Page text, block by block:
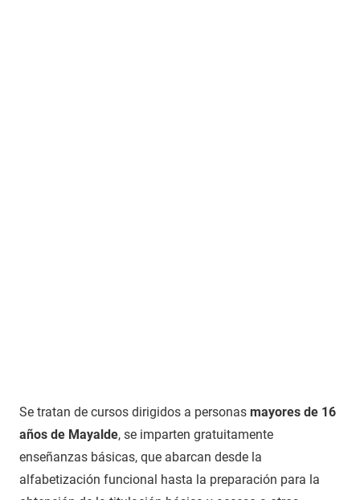
Se tratan de cursos dirigidos a personas mayores de 16
años de Mayalde, se imparten gratuitamente
enseñanzas básicas, que abarcan desde la
alfabetización funcional hasta la preparación para la